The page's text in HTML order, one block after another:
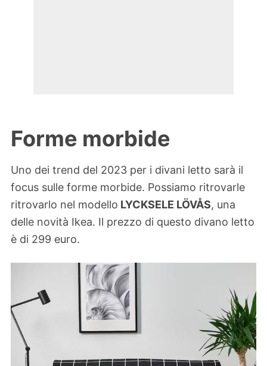
Forme morbide
Uno dei trend del 2023 per i divani letto sarà il
focus sulle forme morbide. Possiamo ritrovarle
ritrovarlo nel modello LYCKSELE LÖVÅS, una
delle novità Ikea. Il prezzo di questo divano letto
è di 299 euro.